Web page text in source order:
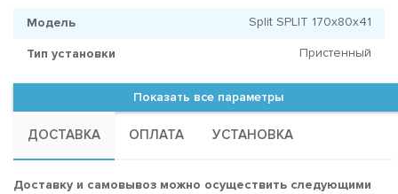
Модель Split SPLIT 170x80х41
Тип установки Пристенный
Показать все параметры
ДОСТАВКА ОПЛАТА УСТАНОВКА
Доставку и самовывоз можно осуществить следующими